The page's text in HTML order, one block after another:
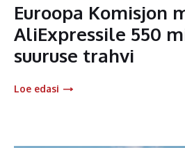
Euroopa Komisjon
AliExpressile 550
suuruse trahvi
Loe edasi